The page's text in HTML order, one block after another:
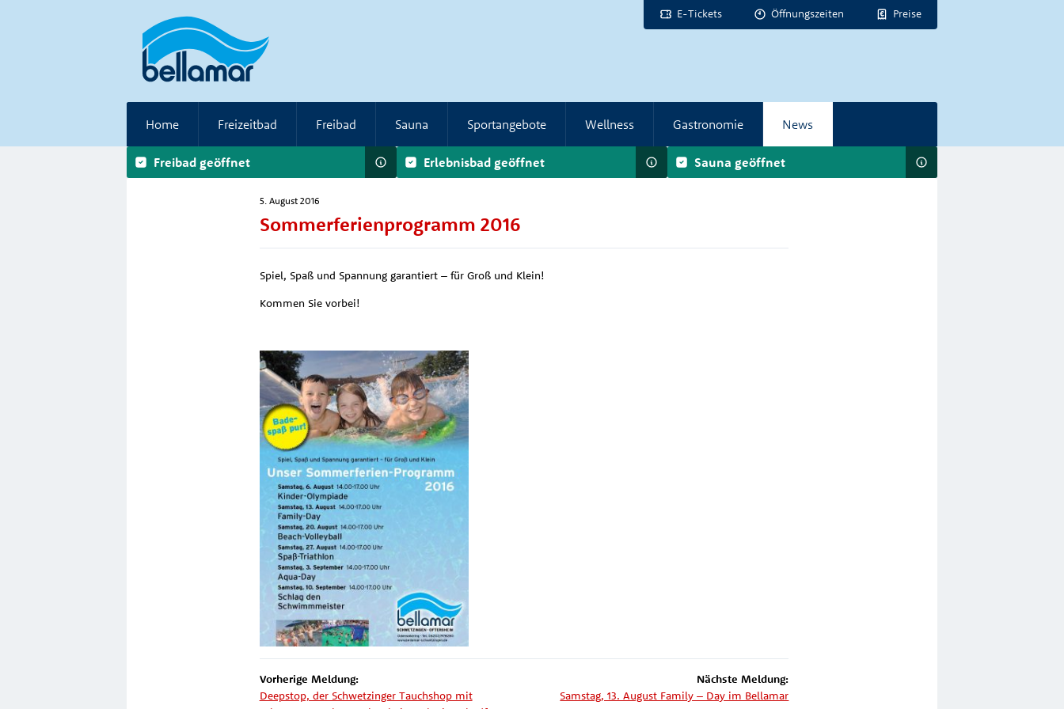
E-Tickets Öffnungszeiten Preise
Home Freizeitbad Freibad Sauna Sportangebote Wellness Gastronomie News
Freibad geöffnet Erlebnisbad geöffnet Sauna geöffnet
5. August 2016
Sommerferienprogramm 2016
Spiel, Spaß und Spannung garantiert – für Groß und Klein!
Kommen Sie vorbei!
Vorherige Meldung:
Deepstop, der Schwetzinger Tauchshop mit
Nächste Meldung:
Samstag, 13. August Family – Day im Bellamar